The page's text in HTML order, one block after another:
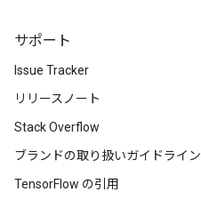
サポート
Issue Tracker
リリースノート
Stack Overflow
ブランドの取り扱いガイドライン
TensorFlow の引用